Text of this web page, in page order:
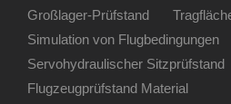
Großlager-Prüfstand
Simulation von Flugbedingungen
Servohydraulischer Sitzprüfstand
Flugzeugprüfstand Material